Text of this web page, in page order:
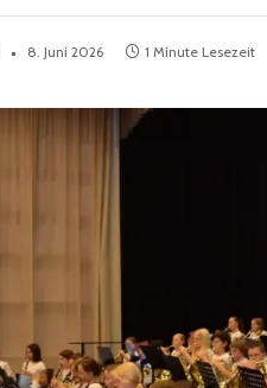
8. Juni 2026 1 Minute Lesezeit